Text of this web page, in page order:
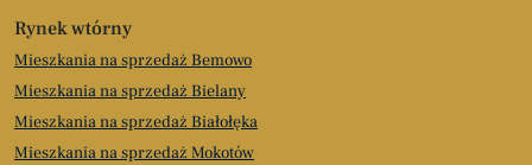
Rynek wtórny
Mieszkania na sprzedaż Bemowo
Mieszkania na sprzedaż Bielany
Mieszkania na sprzedaż Białołęka
Mieszkania na sprzedaż Mokotów